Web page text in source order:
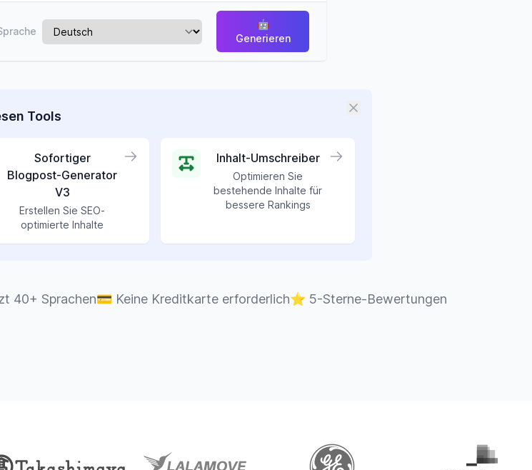
🤖
Generieren
Tools
Sofortiger
Blogpost-Generator
V3
Erstellen Sie SEO-
optimierte Inhalte
Inhalt-Umschreiber
Optimieren Sie
bestehende Inhalte für
bessere Rankings
40+ Sprachen💳 Keine Kreditkarte erforderlich⭐ 5-Sterne-Bewertungen